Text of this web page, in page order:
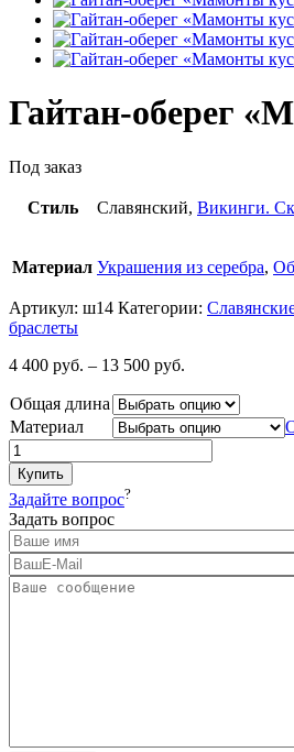
Гайтан-оберег
Под заказ
Стиль Славянский, Викинги.
Материал Украшения из серебра,
Артикул: ш14 Категории:
браслеты
4 400 руб. – 13 500 руб.
Общая длина
Материал
Купить
Задайте вопрос?
Задать вопрос